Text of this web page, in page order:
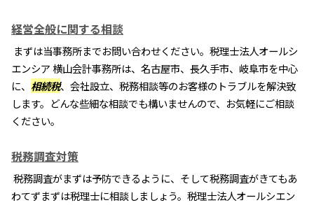
経営全般に関する相談
まずは当事務所までお問い合わせください。税理士法人オールシ
エンシア 横山会計事務所は、名古屋市、長久手市、岐阜市を中心
に、 相続税、会社設立、税務相談等のお客様のトラブルを解決致
します。どんな些細な相談でも構いませんので、お気軽にご相談
ください。
税務調査対策
税務調査がまずは予防できるように、そして税務調査がきてもあ
わてずまずは税理士に相談しましょう。税理士法人オールシエン